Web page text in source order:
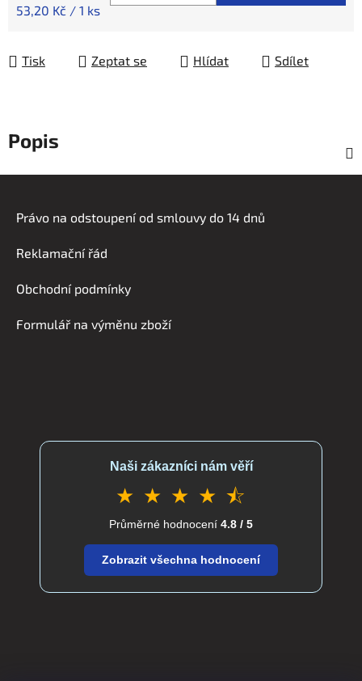
Měrná cena:
53,20 Kč / 1 ks
Tisk Zeptat se Hlídat Sdílet
Popis
Právo na odstoupení od smlouvy do 14 dnů
Reklamační řád
Obchodní podmínky
Formulář na výměnu zboží
Naši zákazníci nám věří
★ ★ ★ ★ ⯪
Průměrné hodnocení 4.8 / 5
Zobrazit všechna hodnocení